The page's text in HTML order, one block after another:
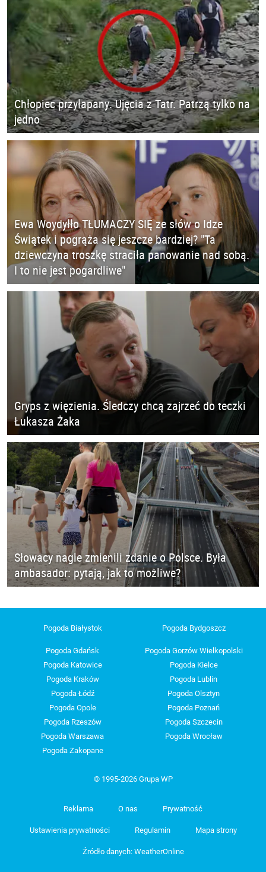
Chłopiec przyłapany. Ujęcia z Tatr. Patrzą tylko na
jedno
Ewa Woydyłło TŁUMACZY SIĘ ze słów o Idze
Świątek i pogrąża się jeszcze bardziej? "Ta
dziewczyna troszkę straciła panowanie nad sobą.
I to nie jest pogardliwe"
Gryps z więzienia. Śledczy chcą zajrzeć do teczki
Łukasza Żaka
Słowacy nagle zmienili zdanie o Polsce. Była
ambasador: pytają, jak to możliwe?
Pogoda Białystok Pogoda Bydgoszcz
Pogoda Gdańsk
Pogoda Gorzów Wielkopolski
Pogoda Katowice
Pogoda Kielce
Pogoda Kraków
Pogoda Lublin
Pogoda Łódź
Pogoda Olsztyn
Pogoda Opole
Pogoda Poznań
Pogoda Rzeszów
Pogoda Szczecin
Pogoda Warszawa
Pogoda Wrocław
Pogoda Zakopane
© 1995-2026 Grupa WP
Reklama O nas Prywatność
Ustawienia prywatności Regulamin Mapa strony
Źródło danych: WeatherOnline